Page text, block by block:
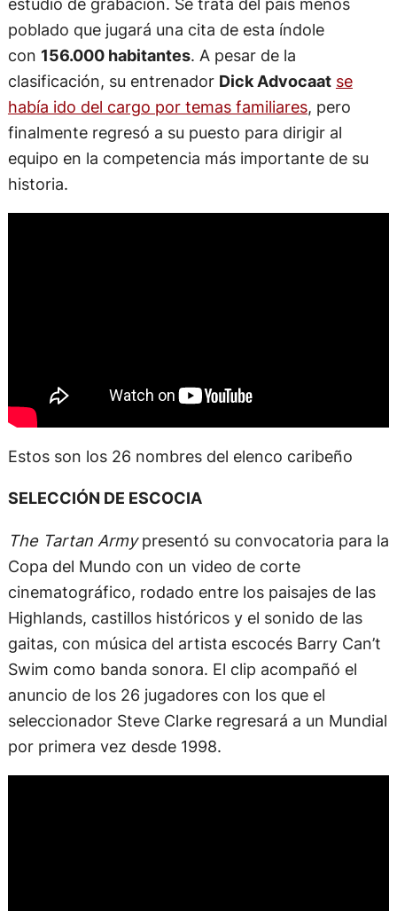
poblado que jugará una cita de esta índole
con 156.000 habitantes. A pesar de la
clasificación, su entrenador Dick Advocaat se
había ido del cargo por temas familiares, pero
finalmente regresó a su puesto para dirigir al
equipo en la competencia más importante de su
historia.
Estos son los 26 nombres del elenco caribeño
SELECCIÓN DE ESCOCIA
The Tartan Armypresentó su convocatoria para la
Copa del Mundo con un video de corte
cinematográfico, rodado entre los paisajes de las
Highlands, castillos históricos y el sonido de las
gaitas, con música del artista escocés Barry Can’t
Swim como banda sonora. El clip acompañó el
anuncio de los 26 jugadores con los que el
seleccionador Steve Clarke regresará a un Mundial
por primera vez desde 1998.